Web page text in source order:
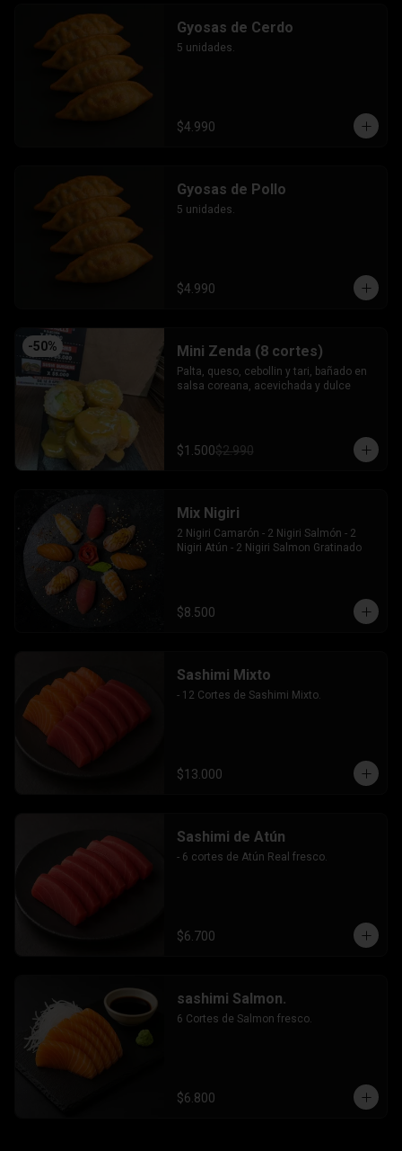
Gyosas de Cerdo
5 unidades.
$4.990
Gyosas de Pollo
5 unidades.
$4.990
-50% Mini Zenda (8 cortes)
Palta, queso, cebollin y tari, bañado en
salsa coreana, acevichada y dulce
$1.500$2.990
Mix Nigiri
2 Nigiri Camarón - 2 Nigiri Salmón - 2
Nigiri Atún - 2 Nigiri Salmon Gratinado
$8.500
Sashimi Mixto
- 12 Cortes de Sashimi Mixto.
$13.000
Sashimi de Atún
- 6 cortes de Atún Real fresco.
$6.700
sashimi Salmon.
6 Cortes de Salmon fresco.
$6.800